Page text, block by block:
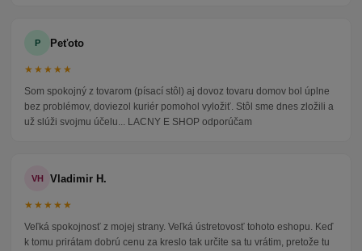
P Peťoto
★★★★★
Som spokojný z tovarom (písací stôl) aj dovoz tovaru domov bol úplne
bez problémov, doviezol kuriér pomohol vyložiť. Stôl sme dnes zložili a
už slúži svojmu účelu... LACNY E SHOP odporúčam
VH Vladimir H.
★★★★★
Veľká spokojnosť z mojej strany. Veľká ústretovosť tohoto eshopu. Keď
k tomu prirátam dobrú cenu za kreslo tak určite sa tu vrátim, pretože tu